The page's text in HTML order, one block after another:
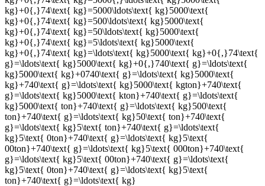
kg}+0{,}74\text{ kg}=5000\ldots\text{ kg}5000\text{
kg}+0{,}74\text{ kg}=500\ldots\text{ kg}5000\text{
kg}+0{,}74\text{ kg}=50\ldots\text{ kg}5000\text{
kg}+0{,}74\text{ kg}=5\ldots\text{ kg}5000\text{
kg}+0{,}74\text{ kg}=\ldots\text{ kg}5000\text{ kg}+0{,}74\text{
g}=\ldots\text{ kg}5000\text{ kg}+0{,}740\text{ g}=\ldots\text{
kg}5000\text{ kg}+0740\text{ g}=\ldots\text{ kg}5000\text{
kg}+740\text{ g}=\ldots\text{ kg}5000\text{ kgton}+740\text{
g}=\ldots\text{ kg}5000\text{ kton}+740\text{ g}=\ldots\text{
kg}5000\text{ ton}+740\text{ g}=\ldots\text{ kg}500\text{
ton}+740\text{ g}=\ldots\text{ kg}50\text{ ton}+740\text{
g}=\ldots\text{ kg}5\text{ ton}+740\text{ g}=\ldots\text{
kg}5\text{ 0ton}+740\text{ g}=\ldots\text{ kg}5\text{
00ton}+740\text{ g}=\ldots\text{ kg}5\text{ 000ton}+740\text{
g}=\ldots\text{ kg}5\text{ 00ton}+740\text{ g}=\ldots\text{
kg}5\text{ 0ton}+740\text{ g}=\ldots\text{ kg}5\text{
ton}+740\text{ g}=\ldots\text{ kg}